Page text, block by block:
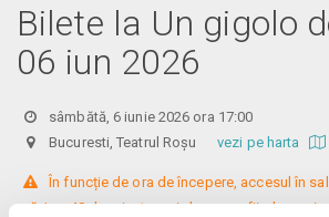
Bilete la Un gigolo
06 iun 2026
sâmbătă, 6 iunie 2026 ora 17:00
Bucuresti, Teatrul Roșu vezi pe harta
În funcție de ora de începere, accesul în
oră / cu 40 de minute mai devreme, fiind permis